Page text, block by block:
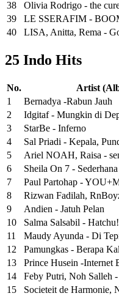
38
Olivia Rodrigo - the
39
LE SSERAFIM -
40
LISA, Anitta, Rema -
25 Indo Hits
No.
Artist
1
Bernadya -Rabun Jauh
2
Idgitaf - Mungkin di
3
StarBe - Inferno
4
Sal Priadi - Kepala,
5
Ariel NOAH, Raisa -
6
Sheila On 7 - Sederhana
7
Paul Partohap -
8
Rizwan Fadilah,
9
Andien - Jatuh Pelan
10
Salma Salsabil - Hatchu!
11
Maudy Ayunda - Di
12
Pamungkas - Berapa
13
Prince Husein -
14
Feby Putri, Noh Salleh
15
Societeit de Harmonie,